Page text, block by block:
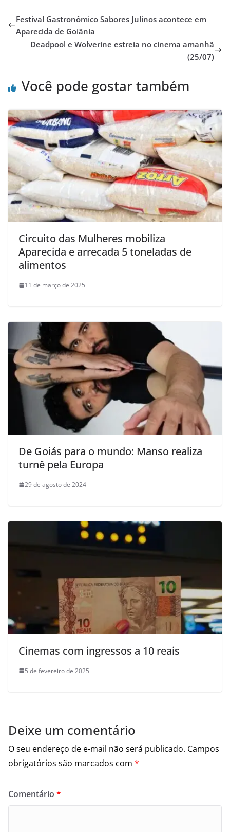
Festival Gastronômico Sabores Julinos acontece em
Aparecida de Goiânia
Deadpool e Wolverine estreia no cinema amanhã
(25/07)
Você pode gostar também
Circuito das Mulheres mobiliza
Aparecida e arrecada 5 toneladas de
alimentos
11 de março de 2025
De Goiás para o mundo: Manso realiza
turnê pela Europa
29 de agosto de 2024
Cinemas com ingressos a 10 reais
5 de fevereiro de 2025
Deixe um comentário
O seu endereço de e-mail não será publicado. Campos
obrigatórios são marcados com *
Comentário *